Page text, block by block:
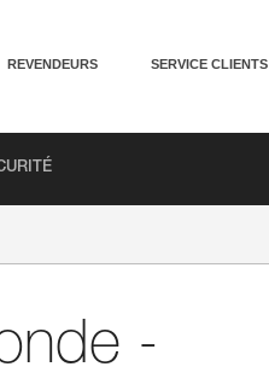
REVENDEURS SERVICE CLIENTS
-